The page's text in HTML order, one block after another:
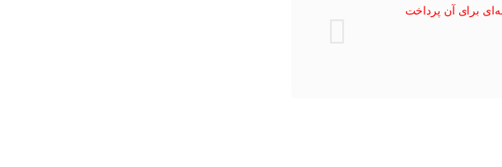
برای آن پرداخت